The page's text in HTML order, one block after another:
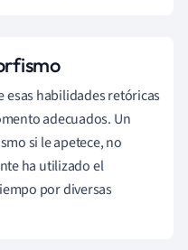
esas habilidades retóricas
adecuados. Un
si le apetece, no
ha utilizado el
por diversas